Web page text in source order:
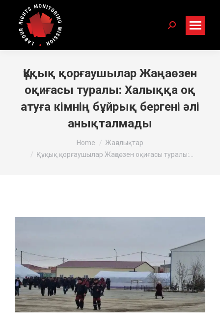
Search:
Құқық қорғаушылар Жаңаөзен
оқиғасы туралы: Халыққа оқ
атуға кімнің бұйрық бергені әлі
анықталмады
Home
Жаңалықтар
Құқық қорғаушылар Жаңаөзен оқиғасы туралы:…